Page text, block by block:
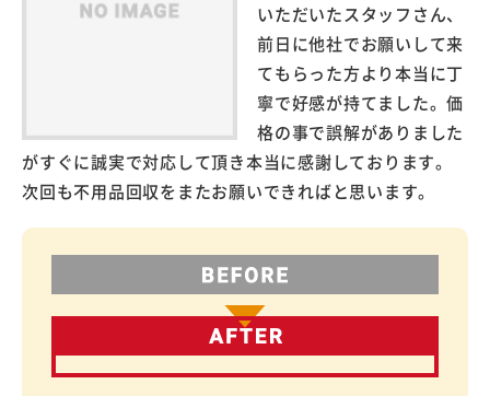
いただいたスタッフさん、
前日に他社でお願いして来
てもらった方より本当に丁
寧で好感が持てました。価
格の事で誤解がありました
がすぐに誠実で対応して頂き本当に感謝しております。
次回も不用品回収をまたお願いできればと思います。